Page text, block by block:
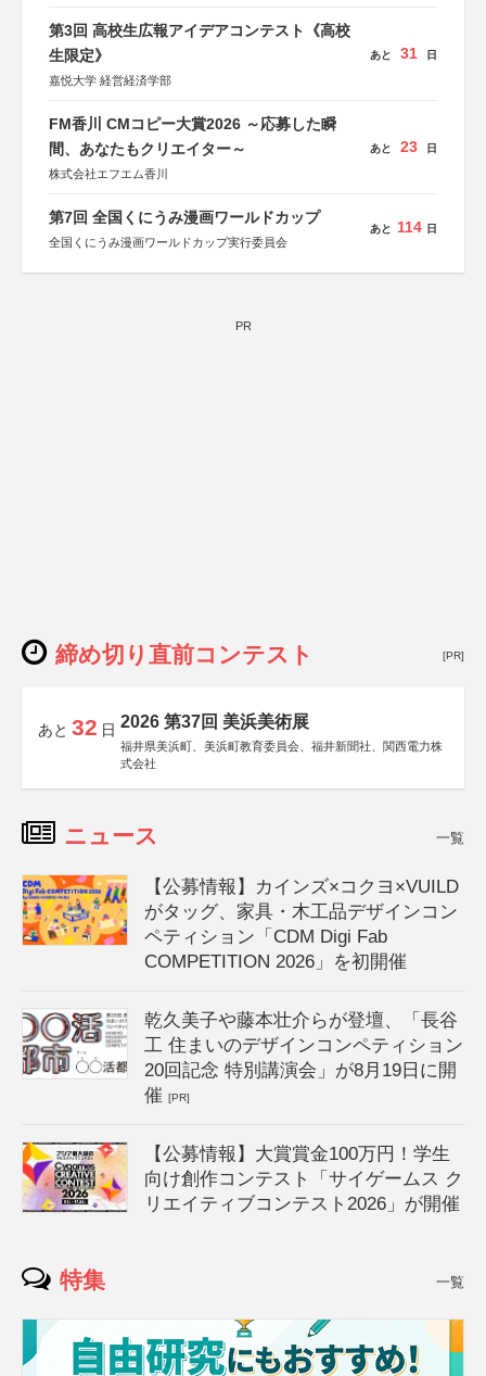
第3回 高校生広報アイデアコンテスト《高校
生限定》
嘉悦大学 経営経済学部
あと 31 日
FM香川 CMコピー大賞2026 ～応募した瞬
間、あなたもクリエイター～
株式会社エフエム香川
あと 23 日
第7回 全国くにうみ漫画ワールドカップ
全国くにうみ漫画ワールドカップ実行委員会
あと 114 日
PR
締め切り直前コンテスト [PR]
あと 32 日 2026 第37回 美浜美術展
福井県美浜町、美浜町教育委員会、福井新聞社、関西電力株
式会社
ニュース 一覧
【公募情報】カインズ×コクヨ×VUILD
がタッグ、家具・木工品デザインコン
ペティション「CDM Digi Fab
COMPETITION 2026」を初開催
乾久美子や藤本壮介らが登壇、「長谷
工 住まいのデザインコンペティション
20回記念 特別講演会」が8月19日に開
催[PR]
【公募情報】大賞賞金100万円！学生
向け創作コンテスト「サイゲームス ク
リエイティブコンテスト2026」が開催
特集 一覧